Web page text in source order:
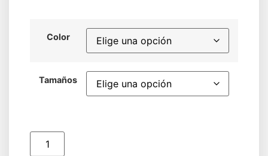
Color
Tamaños